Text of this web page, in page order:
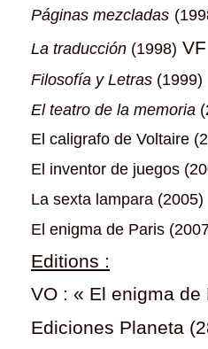
Páginas mezcladas
La traducción (1998)
Filosofía y Letras (1999)
El teatro de la memoria
El caligrafo de Voltaire
El inventor de juegos
La sexta lampara (2005)
El enigma de Paris
Editions :
VO : « El enigma de
Ediciones Planeta